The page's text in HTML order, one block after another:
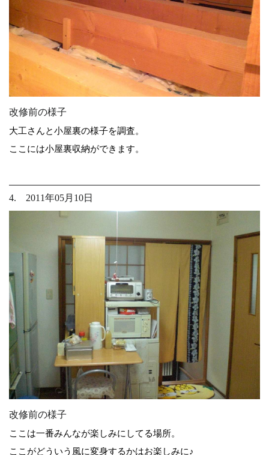
改修前の様子
大工さんと小屋裏の様子を調査。
ここには小屋裏収納ができます。
4. 2011年05月10日
改修前の様子
ここは一番みんなが楽しみにしてる場所。
ここがどういう風に変身するかはお楽しみに♪